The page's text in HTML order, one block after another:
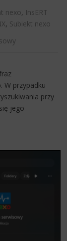
nexo, InsERT
, Subiekt nexo
. W przypadku
przy
jego